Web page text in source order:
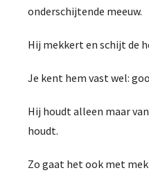
onderschijtende meeuw.
Hij mekkert en schijt de
Je kent hem vast wel:
Hij houdt alleen maar
houdt.
Zo gaat het ook met